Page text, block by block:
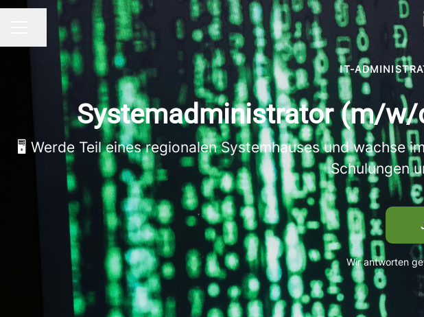
KARRIEREMENÜ
Seite teilen
IT-
Systemadministrator (m/
🖥️ Werde Teil eines regionalen Systemhauses und
Schulungen
Wir antworten